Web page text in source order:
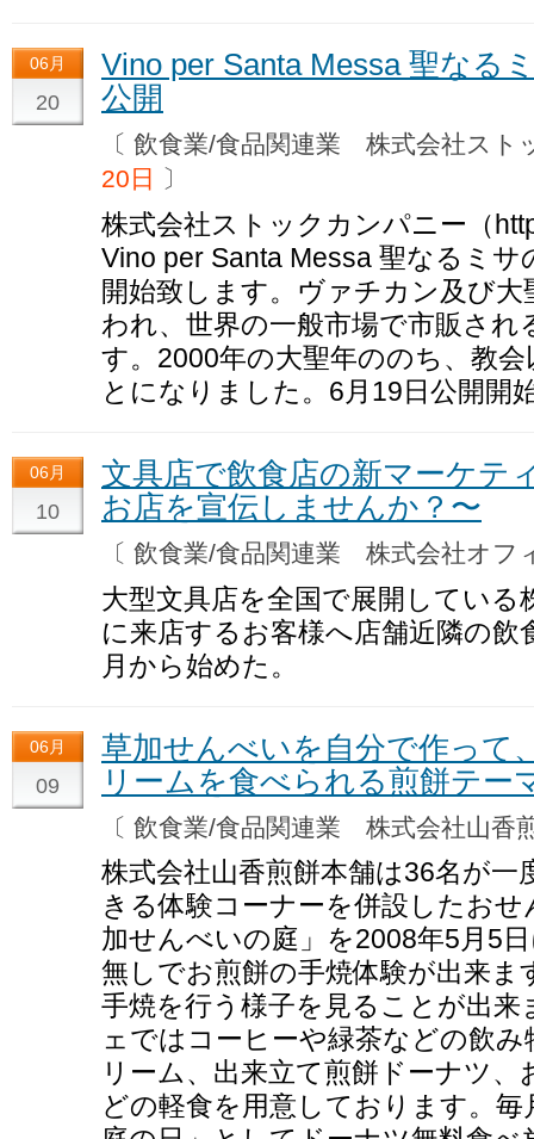
06月
20
Vino per Santa Messa 聖なる
公開
〔 飲食業/食品関連業 株式会社ス
20日
〕
株式会社ストックカンパニー（
Vino per Santa Messa 聖なるミ
開始致します。ヴァチカン及び
われ、世界の一般市場で市販さ
す。2000年の大聖年ののち、教
とになりました。6月19日公開開
06月
10
文具店で飲食店の新マーケ
お店を宣伝しませんか？〜
〔 飲食業/食品関連業 株式会社オ
大型文具店を全国で展開してい
に来店するお客様へ店舗近隣の
月から始めた。
06月
09
草加せんべいを自分で作って
リームを食べられる煎餅テー
〔 飲食業/食品関連業 株式会社山
株式会社山香煎餅本舗は36名が
きる体験コーナーを併設したお
加せんべいの庭」を2008年5月5
無しでお煎餅の手焼体験が出来ま
手焼を行う様子を見ることが出
ェではコーヒーや緑茶などの飲
リーム、出来立て煎餅ドーナツ
どの軽食を用意しております。